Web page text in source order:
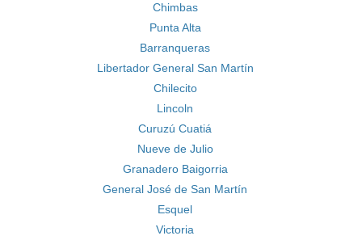
Chimbas
Punta Alta
Barranqueras
Libertador General San Martín
Chilecito
Lincoln
Curuzú Cuatiá
Nueve de Julio
Granadero Baigorria
General José de San Martín
Esquel
Victoria